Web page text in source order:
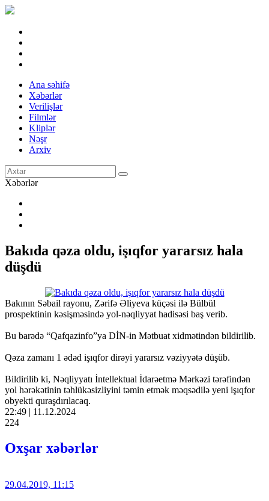
Ana səhifə
Xəbərlər
Verilişlər
Filmlər
Kliplər
Nəşr
Arxiv
Xəbərlər
Bakıda qəza oldu, işıqfor yararsız hala
düşdü
Bakının Səbail rayonu, Zərifə Əliyeva küçəsi ilə Bülbül
prospektinin kəsişməsində yol-nəqliyyat hadisəsi baş verib.
Bu barədə “Qafqazinfo”ya DİN-in Mətbuat xidmətindən bildirilib.
Qəza zamanı 1 ədəd işıqfor dirəyi yararsız vəziyyətə düşüb.
Bildirilib ki, Nəqliyyatı İntellektual İdarəetmə Mərkəzi tərəfindən
yol hərəkətinin təhlükəsizliyini təmin etmək məqsədilə yeni işıqfor
obyekti quraşdırılacaq.
22:49 | 11.12.2024
224
Oxşar xəbərlər
29.04.2019, 11:15